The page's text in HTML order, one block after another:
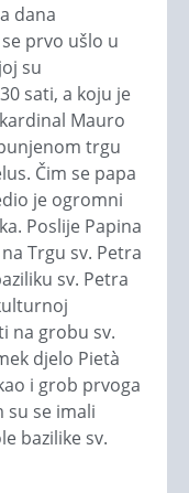
dana
prvo ušlo u
su
sati, a koju je
Mauro
trgu
Čim se papa
je ogromni
Poslije Papina
Trgu sv. Petra
sv. Petra
na grobu sv.
djelo Pietà
i grob prvoga
su se imali
bazilike sv.